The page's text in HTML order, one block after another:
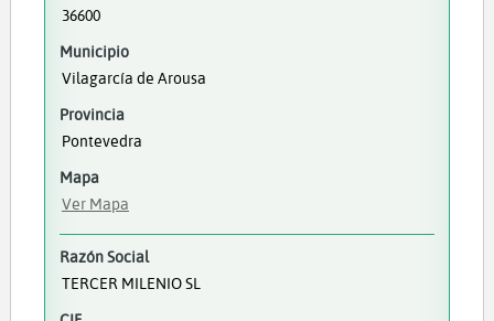
36600
Municipio
Vilagarcía de Arousa
Provincia
Pontevedra
Mapa
Ver Mapa
Razón Social
TERCER MILENIO SL